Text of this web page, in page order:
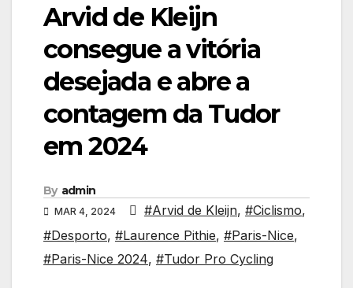
Arvid de Kleijn
consegue a vitória
desejada e abre a
contagem da Tudor
em 2024
By admin
MAR 4, 2024 #Arvid de Kleijn, #Ciclismo,
#Desporto, #Laurence Pithie, #Paris-Nice,
#Paris-Nice 2024, #Tudor Pro Cycling